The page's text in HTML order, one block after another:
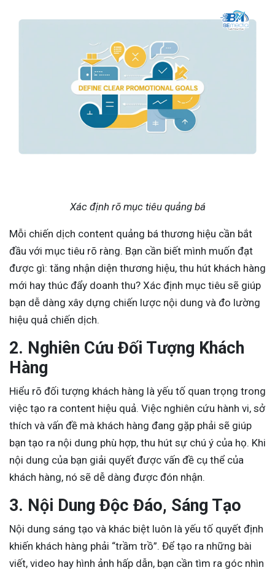
Xác định rõ mục tiêu quảng bá
Mỗi chiến dịch content quảng bá thương hiệu cần bắt
đầu với mục tiêu rõ ràng. Bạn cần biết mình muốn đạt
được gì: tăng nhận diện thương hiệu, thu hút khách hàng
mới hay thúc đẩy doanh thu? Xác định mục tiêu sẽ giúp
bạn dễ dàng xây dựng chiến lược nội dung và đo lường
hiệu quả chiến dịch.
2. Nghiên Cứu Đối Tượng Khách
Hàng
Hiểu rõ đối tượng khách hàng là yếu tố quan trọng trong
việc tạo ra content hiệu quả. Việc nghiên cứu hành vi, sở
thích và vấn đề mà khách hàng đang gặp phải sẽ giúp
bạn tạo ra nội dung phù hợp, thu hút sự chú ý của họ. Khi
nội dung của bạn giải quyết được vấn đề cụ thể của
khách hàng, nó sẽ dễ dàng được đón nhận.
3. Nội Dung Độc Đáo, Sáng Tạo
Nội dung sáng tạo và khác biệt luôn là yếu tố quyết định
khiến khách hàng phải “trầm trồ”. Để tạo ra những bài
viết, video hay hình ảnh hấp dẫn, bạn cần tìm ra góc nhìn